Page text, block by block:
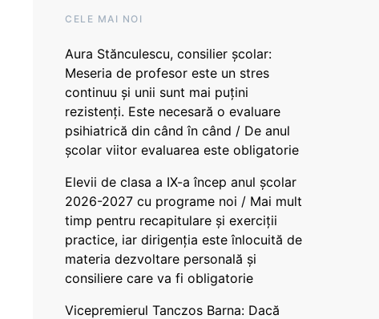
CELE MAI NOI
Aura Stănculescu, consilier școlar:
Meseria de profesor este un stres
continuu și unii sunt mai puțini
rezistenți. Este necesară o evaluare
psihiatrică din când în când / De anul
școlar viitor evaluarea este obligatorie
Elevii de clasa a IX-a încep anul școlar
2026-2027 cu programe noi / Mai mult
timp pentru recapitulare și exerciții
practice, iar dirigenția este înlocuită de
materia dezvoltare personală și
consiliere care va fi obligatorie
Vicepremierul Tanczos Barna: Dacă